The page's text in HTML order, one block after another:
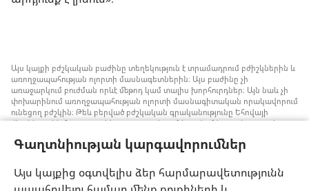
Գաղտնիության կարգավորումներ
Այս կայքից օգտվելիս ձեր հարմարավետությունն
Այս կայքի բժշկական բաժինը տեղեկություն է տրամադրում բժիշկներին և
առողջապահության ոլորտի մասնագետներին։ Այս բաժինը չի
առաջարկում բուժման որևէ մեթոդ կամ տալիս խորհուրդներ։ Այն նաև չի
փոխարինում առողջապահության ոլորտի մասնագիտական որակավորում
ունեցող բժշկին։ Թեև բերված բժշկական գրականությունը Եհովայի
վկաները չեն հրատարակել, բայց դրանցում խոսվում է առանց արյան
Յուրաքանչյուր մասնագետի պատասխանատվություն է իրազեկ լինել
քննարկել բուժման մեթոդները և օգնել նրանց որոշում կայացնելու՝ հաշվի
առնելով հիվանդի առողջական վիճակը, ցանկությունը, արժեքներն ու